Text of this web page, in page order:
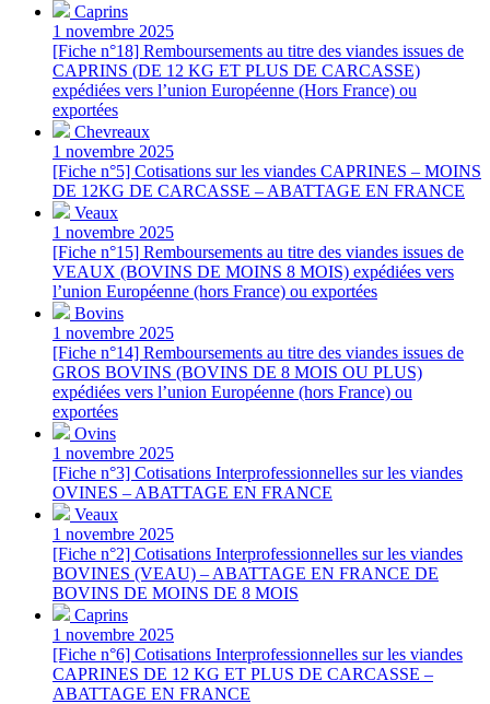
Caprins
1 novembre 2025
[Fiche n°18] Remboursements au titre des viandes issues de
CAPRINS (DE 12 KG ET PLUS DE CARCASSE)
expédiées vers l’union Européenne (Hors France) ou
exportées
Chevreaux
1 novembre 2025
[Fiche n°5] Cotisations sur les viandes CAPRINES – MOINS
DE 12KG DE CARCASSE – ABATTAGE EN FRANCE
Veaux
1 novembre 2025
[Fiche n°15] Remboursements au titre des viandes issues de
VEAUX (BOVINS DE MOINS 8 MOIS) expédiées vers
l’union Européenne (hors France) ou exportées
Bovins
1 novembre 2025
[Fiche n°14] Remboursements au titre des viandes issues de
GROS BOVINS (BOVINS DE 8 MOIS OU PLUS)
expédiées vers l’union Européenne (hors France) ou
exportées
Ovins
1 novembre 2025
[Fiche n°3] Cotisations Interprofessionnelles sur les viandes
OVINES – ABATTAGE EN FRANCE
Veaux
1 novembre 2025
[Fiche n°2] Cotisations Interprofessionnelles sur les viandes
BOVINES (VEAU) – ABATTAGE EN FRANCE DE
BOVINS DE MOINS DE 8 MOIS
Caprins
1 novembre 2025
[Fiche n°6] Cotisations Interprofessionnelles sur les viandes
CAPRINES DE 12 KG ET PLUS DE CARCASSE –
ABATTAGE EN FRANCE